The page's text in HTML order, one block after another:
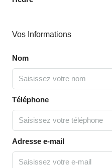
Vos Informations
Nom
Téléphone
Adresse e-mail